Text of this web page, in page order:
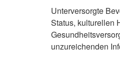
Unterversorgte
Status, kulturellen
unzureichenden